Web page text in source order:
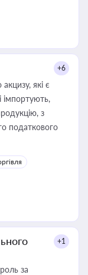
+6
які є
імпортують,
з
податкового
+1
за